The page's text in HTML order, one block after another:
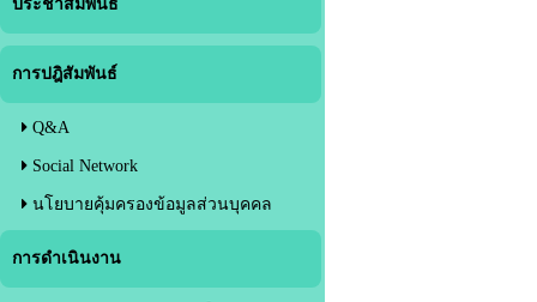
ประชาสัมพันธ์
การปฎิสัมพันธ์
Q&A
Social Network
นโยบายคุ้มครองข้อมูลส่วนบุคคล
การดำเนินงาน